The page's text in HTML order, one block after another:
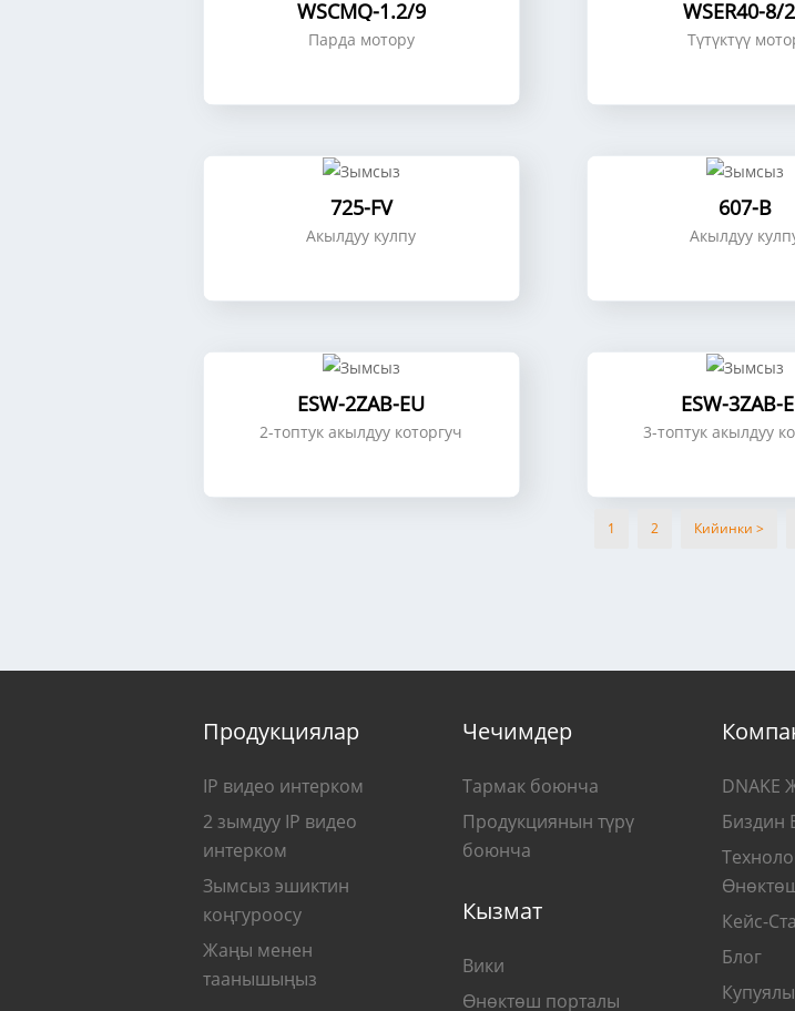
WSCMQ-1.2/9
Парда мотору
WSER40-8/
Түтүктүү
725-FV
Акылдуу кулпу
607-B
Акылдуу
ESW-2ZAB-EU
2-топтук акылдуу которгуч
ESW-3ZAB-
3-топтук акылдуу
1 2 Кийинки >
Продукциялар
IP видео интерком
2 зымдуу IP видео
интерком
Зымсыз эшиктин
коңгуроосу
Жаңы менен
таанышыңыз
Чечимдер
Тармак боюнча
Продукциянын түрү
боюнча
Кызмат
Вики
Өнөктөш порталы
DNAKE
Биздин
Кейс-
Блог